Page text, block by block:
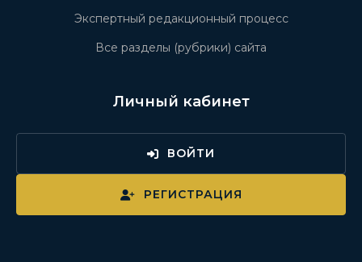
Экспертный редакционный процесс
Все разделы (рубрики) сайта
Личный кабинет
ВОЙТИ
РЕГИСТРАЦИЯ